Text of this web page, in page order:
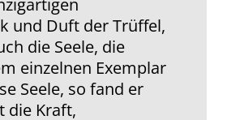
und Duft der Trüffel,
die Seele, die
einzelnen Exemplar
Seele, so fand er
die Kraft,